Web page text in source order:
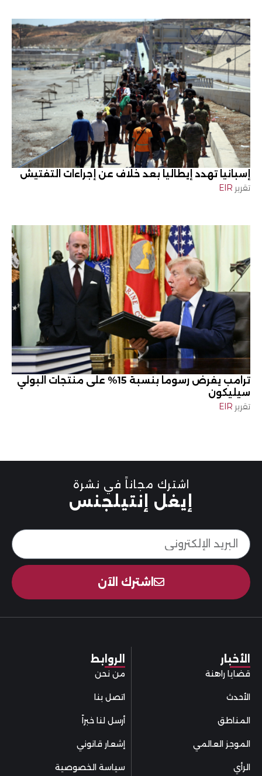
إسبانيا تهدد إيطاليا بعد خلاف عن إجراءات التفتيش
تقرير EIR
ترامب يفرض رسوما بنسبة 15% على منتجات البولي
سيليكون
تقرير EIR
اشترك مجاناً في نشرة
إيغل إنتيلجنس
اشترك الآن
الأخبار
قضايا راهنة
الأحدث
المناطق
الموجز العالمي
الرأي
الروابط
من نحن
اتصل بنا
أرسل لنا خبراً
إشعار قانوني
سياسة الخصوصية